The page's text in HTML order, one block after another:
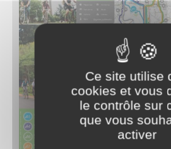
Ce site utilise
cookies et vous
le contrôle sur
que vous
activer